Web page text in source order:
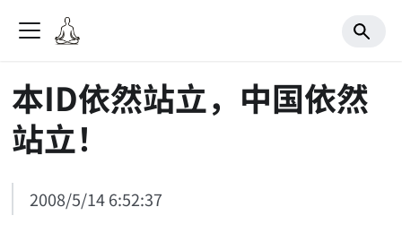
本ID依然站立，中国依然
站立！
2008/5/14 6:52:37